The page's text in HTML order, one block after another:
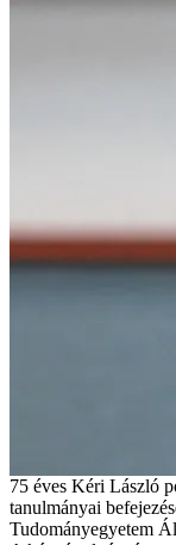
75 éves Kéri László
tanulmányai
Tudományegyetem